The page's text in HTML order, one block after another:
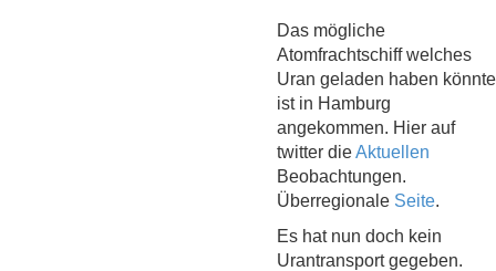
Das mögliche
Atomfrachtschiff welches
Uran geladen haben könnte
ist in Hamburg
angekommen. Hier auf
twitter dieAktuellen
Beobachtungen.
Überregionale Seite.
Es hat nun doch kein
Urantransport gegeben.